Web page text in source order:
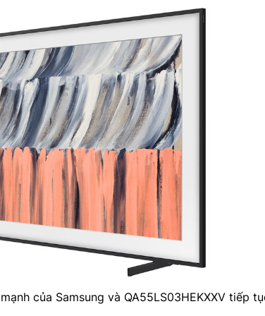
của Samsung và QA55LS03HEKXXV tiếp